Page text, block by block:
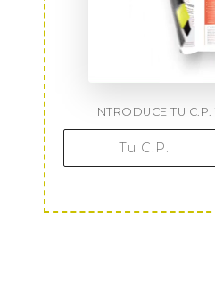
INTRODUCE TU C.P.